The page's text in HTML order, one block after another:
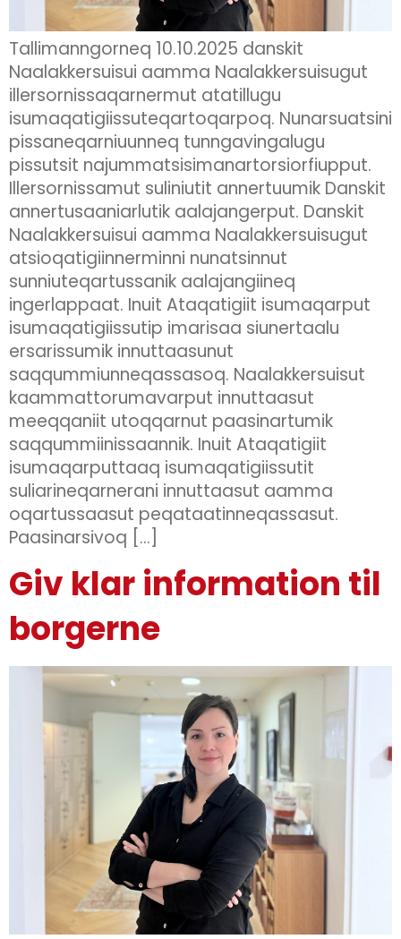
Tallimanngorneq 10.10.2025 danskit
Naalakkersuisui aamma Naalakkersuisugut
illersornissaqarnermut atatillugu
isumaqatigiissuteqartoqarpoq. Nunarsuatsini
pissaneqarniuunneq tunngavingalugu
pissutsit najummatsisimanartorsiorfiupput.
Illersornissamut suliniutit annertuumik Danskit
annertusaaniarlutik aalajangerput. Danskit
Naalakkersuisui aamma Naalakkersuisugut
atsioqatigiinnerminni nunatsinnut
sunniuteqartussanik aalajangiineq
ingerlappaat. Inuit Ataqatigiit isumaqarput
isumaqatigiissutip imarisaa siunertaalu
ersarissumik innuttaasunut
saqqummiunneqassasoq. Naalakkersuisut
kaammattorumavarput innuttaasut
meeqqaniit utoqqarnut paasinartumik
saqqummiinissaannik. Inuit Ataqatigiit
isumaqarputtaaq isumaqatigiissutit
suliarineqarnerani innuttaasut aamma
oqartussaasut peqataatinneqassasut.
Paasinarsivoq […]
Giv klar information til
borgerne